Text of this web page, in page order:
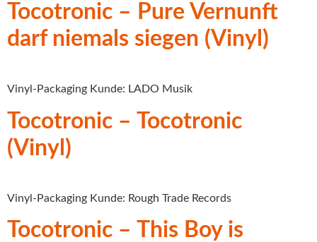
Tocotronic – Pure Vernunft
darf niemals siegen (Vinyl)
Vinyl-Packaging Kunde: LADO Musik
Tocotronic – Tocotronic
(Vinyl)
Vinyl-Packaging Kunde: Rough Trade Records
Tocotronic – This Boy is